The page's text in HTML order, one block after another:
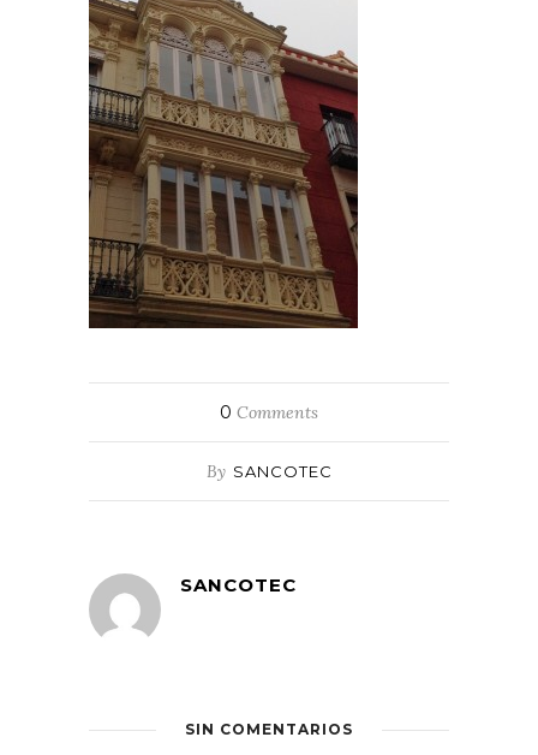
0 Comments
By SANCOTEC
SANCOTEC
SIN COMENTARIOS